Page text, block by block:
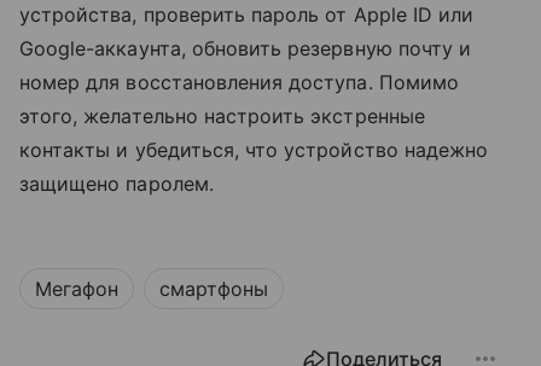
устройства, проверить пароль от Apple ID или
Google-аккаунта, обновить резервную почту и
номер для восстановления доступа. Помимо
этого, желательно настроить экстренные
контакты и убедиться, что устройство надежно
защищено паролем.
Мегафон смартфоны
Поделиться